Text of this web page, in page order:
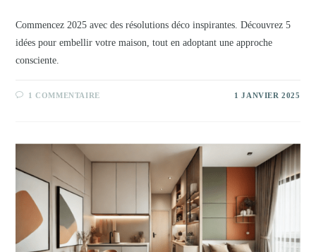
Commencez 2025 avec des résolutions déco inspirantes. Découvrez 5
idées pour embellir votre maison, tout en adoptant une approche
consciente.
1 COMMENTAIRE 1 JANVIER 2025